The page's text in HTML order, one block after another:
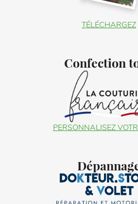
TÉLÉCHARGEZ
Confection
PERSONNALISEZ